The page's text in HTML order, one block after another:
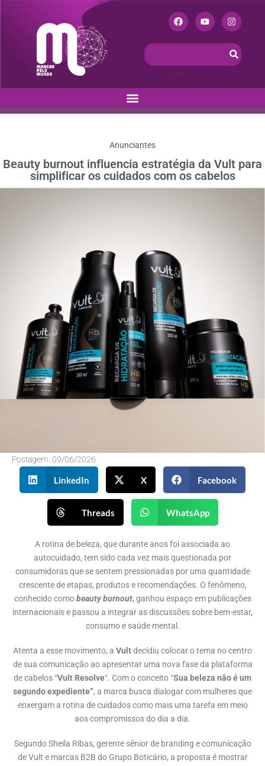
Anunciantes
Beauty burnout influencia estratégia da Vult para
simplificar os cuidados com os cabelos
Postagem: 09/06/2026
LinkedIn X Facebook
Threads WhatsApp
A rotina de beleza, que durante anos foi associada ao
autocuidado, tem sido cada vez mais questionada por
consumidoras que se sentem pressionadas por uma quantidade
crescente de etapas, produtos e recomendações. O fenômeno,
conhecido comobeauty burnout, ganhou espaço em publicações
internacionais e passou a integrar as discussões sobre bem-estar,
consumo e saúde mental.
Atenta a esse movimento, a Vultdecidiu colocar o tema no centro
de sua comunicação ao apresentar uma nova fase da plataforma
de cabelos “Vult Resolve“. Com o conceito “Sua beleza não é um
segundo expediente”, a marca busca dialogar com mulheres que
enxergam a rotina de cuidados como mais uma tarefa em meio
aos compromissos do dia a dia.
Segundo Sheila Ribas, gerente sênior de branding e comunicação
de Vult e marcas B2B do Grupo Boticário, a proposta é mostrar